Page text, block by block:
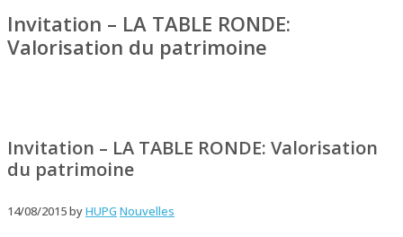
Invitation – LA TABLE RONDE:
Valorisation du patrimoine
Invitation – LA TABLE RONDE: Valorisation
du patrimoine
14/08/2015byHUPG Nouvelles